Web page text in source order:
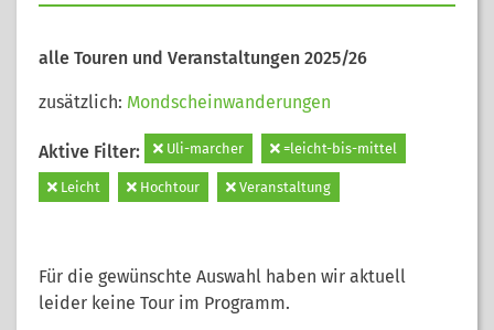
alle Touren und Veranstaltungen 2025/26
zusätzlich: Mondscheinwanderungen
Aktive Filter: Uli-marcher =leicht-bis-mittel
Leicht Hochtour Veranstaltung
Für die gewünschte Auswahl haben wir aktuell
leider keine Tour im Programm.